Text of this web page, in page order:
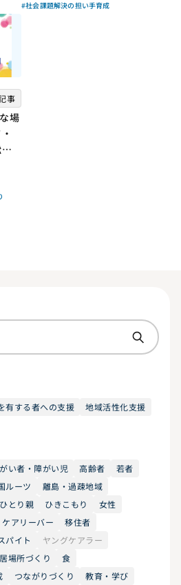
#社会課題解決の担い手育成
事
場
有する者への支援 地域活性化支援
い者・障がい児 高齢者
若者
ルーツ
離島・過疎地域
ひとり親 ひきこもり
女性
ケアリーバー
移住者
パイト
ヤングケアラー
居場所づくり
食
つながりづくり
教育・学び